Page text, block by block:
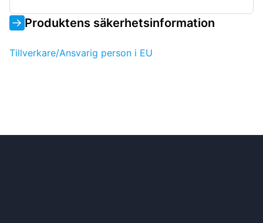
Produktens säkerhetsinformation
Tillverkare/Ansvarig person i EU